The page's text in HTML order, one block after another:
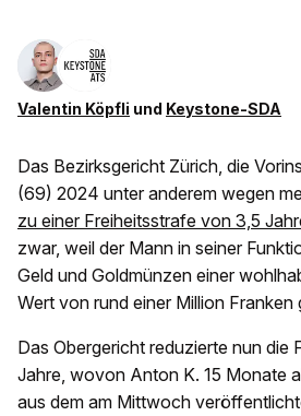
Valentin Köpfli und Keystone-SDA
Das Bezirksgericht Zürich, die
(69) 2024 unter anderem wegen
zu einer Freiheitsstrafe von 3,5
zwar, weil der Mann in seiner
Geld und Goldmünzen einer
Wert von rund einer Million Franken
Das Obergericht reduzierte nun die
Jahre, wovon Anton K. 15 Monate
aus dem am Mittwoch